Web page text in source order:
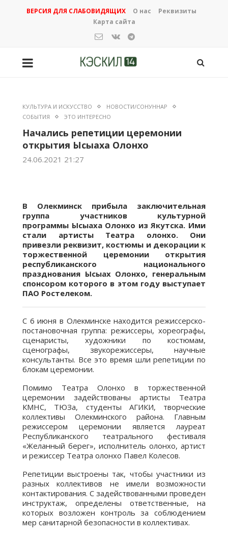
ВЕРСИЯ ДЛЯ СЛАБОВИДЯЩИХ О нас
Реквизиты
Карта сайта
КУЛЬТУРА И ИСКУССТВО
НОВОСТИ/СОНУННАР
СОБЫТИЯ
ЭТО ИНТЕРЕСНО
Начались репетиции церемонии
открытия Ысыаха Олонхо
24.06.2021 21:27
В Олекминск прибыла заключительная
группа участников культурной
программы Ысыаха Олонхо из Якутска. Ими
стали артисты Театра олонхо. Они
привезли реквизит, костюмы и декорации к
торжественной церемонии открытия
республиканского национального
празднования Ысыах Олонхо, генеральным
спонсором которого в этом году выступает
ПАО Ростелеком.
С 6 июня в Олекминске находится режиссерско-
постановочная группа: режиссеры, хореографы,
сценаристы, художники по костюмам,
сценографы, звукорежиссеры, научные
консультанты. Все это время шли репетиции по
блокам церемонии.
Помимо Театра Олонхо в торжественной
церемонии задействованы артисты Театра
КМНС, ТЮЗа, студенты АГИКИ, творческие
коллективы Олекминского района. Главным
режиссером церемонии является лауреат
Республиканского театрального фестиваля
«Желанный берег», исполнитель олонхо, артист
и режиссер Театра олонхо Павел Колесов.
Репетиции выстроены так, чтобы участники из
разных коллективов не имели возможности
контактирования. С задействованными проведен
инструктаж, определены ответственные, на
которых возложен контроль за соблюдением
мер санитарной безопасности в коллективах.